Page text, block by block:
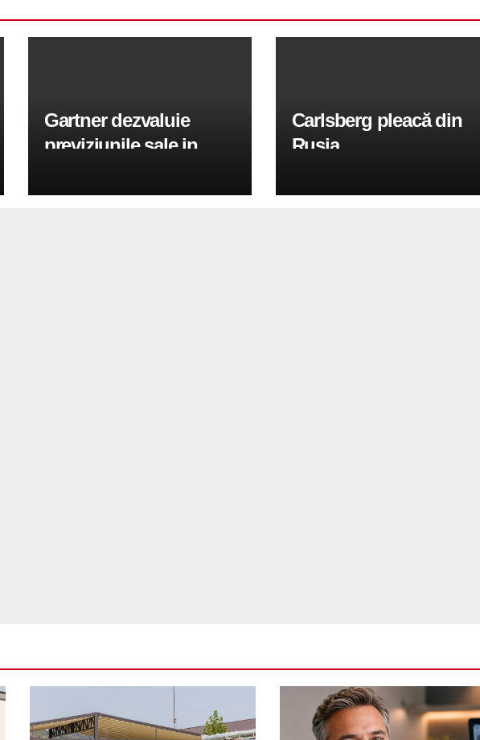
Gartner dezvaluie
previziunile sale in
pana in 2028
Carlsberg pleacă din
Rusia